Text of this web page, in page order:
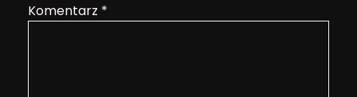
Komentarz *